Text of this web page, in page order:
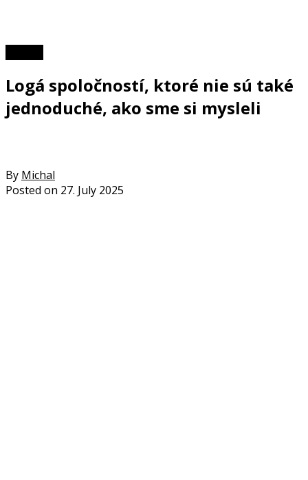
Logá spoločností, ktoré nie sú také
jednoduché, ako sme si mysleli
By Michal
Posted on 27. July 2025